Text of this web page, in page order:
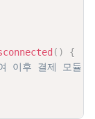
( )
{
후 결제 모듈